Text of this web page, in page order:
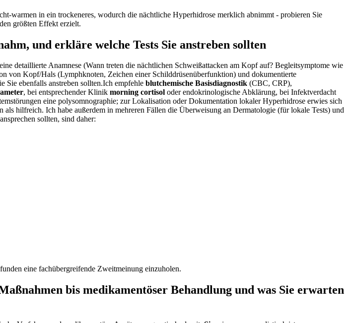
warmen in ein trockeneres, wodurch die‌ nächtliche Hyperhidrose merklich abnimmt ‍- probieren Sie
größten Effekt erzielt.
und erkläre welche Tests Sie⁢ anstreben‌ sollten
detaillierte Anamnese (Wann treten die nächtlichen Schweißattacken am Kopf auf? Begleitsymptome wie
von Kopf/Hals⁤ (Lymphknoten, Zeichen einer⁤ Schilddrüsenüberfunktion) und dokumentierte
Sie ebenfalls anstreben sollten.Ich empfehle blutchemische Basisdiagnostik (CBC, ‍CRP),
, bei entsprechender Klinik morning cortisol oder endokrinologische Abklärung, bei Infektverdacht
eine polysomnographie; zur Lokalisation oder Dokumentation lokaler Hyperhidrose erwies sich
hilfreich. Ich habe‌ außerdem in‍ mehreren ⁤Fällen ​die Überweisung an Dermatologie (für lokale Tests) und
⁢sollten, sind daher:
eine fachübergreifende Zweitmeinung⁢ einzuholen.
bis ⁤medikamentöser Behandlung und ​was Sie erwarten